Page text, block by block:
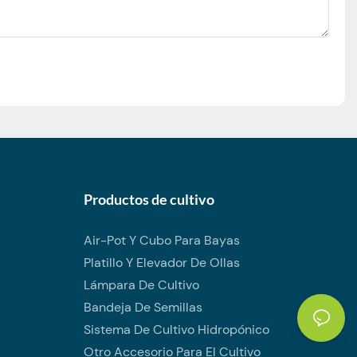
Productos de cultivo
Air-Pot Y Cubo Para Bayas
Platillo Y Elevador De Ollas
Lámpara De Cultivo
Bandeja De Semillas
Sistema De Cultivo Hidropónico
Otro Accesorio Para El Cultivo